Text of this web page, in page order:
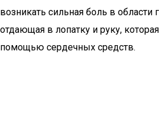
возникать сильная боль в области
отдающая в лопатку и руку,
помощью сердечных средств.